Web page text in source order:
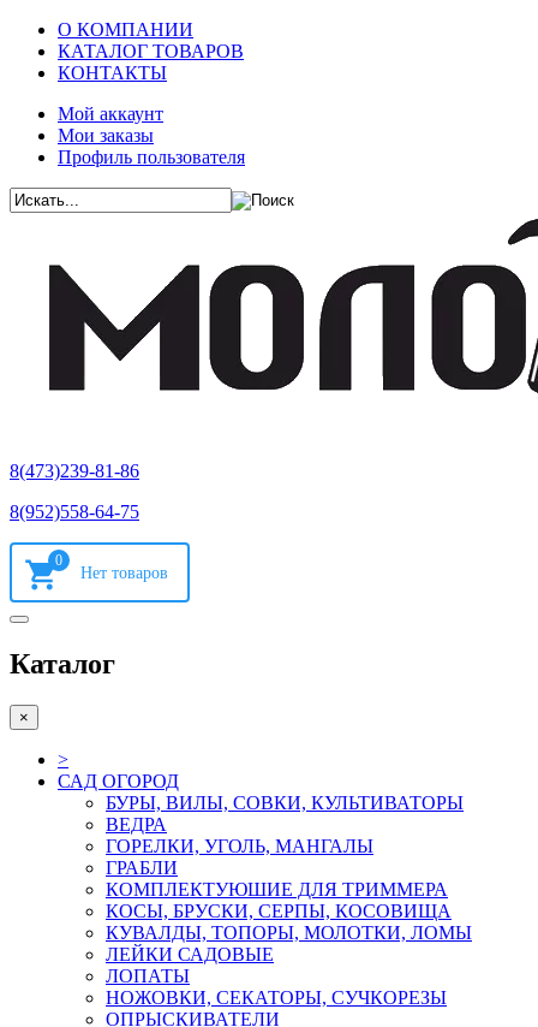
О КОМПАНИИ
КАТАЛОГ ТОВАРОВ
КОНТАКТЫ
Мой аккаунт
Мои заказы
Профиль пользователя
8(473)239-81-86
8(952)558-64-75
0
Каталог
×
>
САД ОГОРОД
БУРЫ, ВИЛЫ, СОВКИ, КУЛЬТИВАТОРЫ
ВЕДРА
ГОРЕЛКИ, УГОЛЬ, МАНГАЛЫ
ГРАБЛИ
КОМПЛЕКТУЮШИЕ ДЛЯ ТРИММЕРА
КОСЫ, БРУСКИ, СЕРПЫ, КОСОВИЩА
КУВАЛДЫ, ТОПОРЫ, МОЛОТКИ, ЛОМЫ
ЛЕЙКИ САДОВЫЕ
ЛОПАТЫ
НОЖОВКИ, СЕКАТОРЫ, СУЧКОРЕЗЫ
ОПРЫСКИВАТЕЛИ